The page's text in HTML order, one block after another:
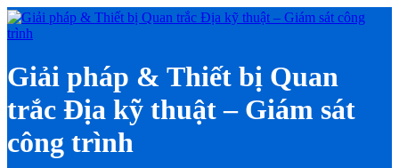
Giải pháp & Thiết bị Quan
trắc Địa kỹ thuật – Giám sát
công trình